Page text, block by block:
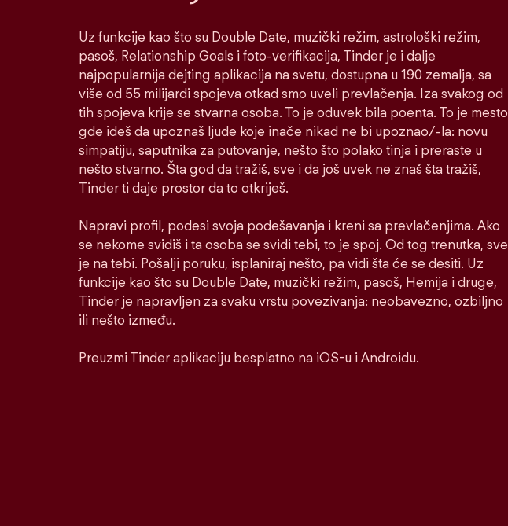
Uz funkcije kao što su Double Date, muzički režim, astrološki režim,
pasoš, Relationship Goals i foto-verifikacija, Tinder je i dalje
najpopularnija dejting aplikacija na svetu, dostupna u 190 zemalja, sa
više od 55 milijardi spojeva otkad smo uveli prevlačenja. Iza svakog od
tih spojeva krije se stvarna osoba. To je oduvek bila poenta. To je mesto
gde ideš da upoznaš ljude koje inače nikad ne bi upoznao/-la: novu
simpatiju, saputnika za putovanje, nešto što polako tinja i preraste u
nešto stvarno. Šta god da tražiš, sve i da još uvek ne znaš šta tražiš,
Tinder ti daje prostor da to otkriješ.
Napravi profil, podesi svoja podešavanja i kreni sa prevlačenjima. Ako
se nekome svidiš i ta osoba se svidi tebi, to je spoj. Od tog trenutka, sve
je na tebi. Pošalji poruku, isplaniraj nešto, pa vidi šta će se desiti. Uz
funkcije kao što su Double Date, muzički režim, pasoš, Hemija i druge,
Tinder je napravljen za svaku vrstu povezivanja: neobavezno, ozbiljno
ili nešto između.
Preuzmi Tinder aplikaciju besplatno na iOS-u i Androidu.